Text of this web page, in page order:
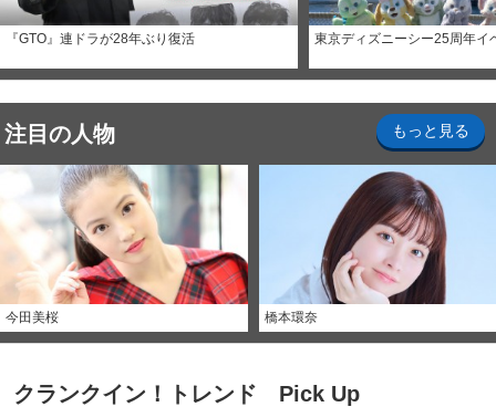
『GTO』連ドラが28年ぶり復活 東京ディズニーシー25周年イ
注目の人物 もっと見る
今田美桜 橋本環奈
クランクイン！トレンド Pick Up